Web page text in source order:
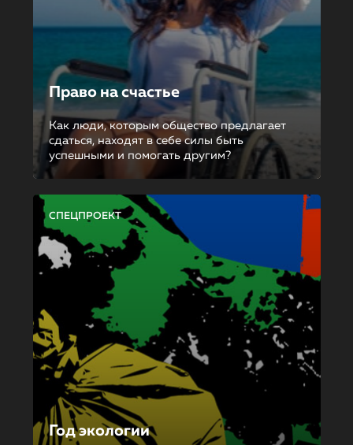
Право на счастье
Как люди, которым общество предлагает
сдаться, находят в себе силы быть
успешными и помогать другим?
СПЕЦПРОЕКТ
Год экологии